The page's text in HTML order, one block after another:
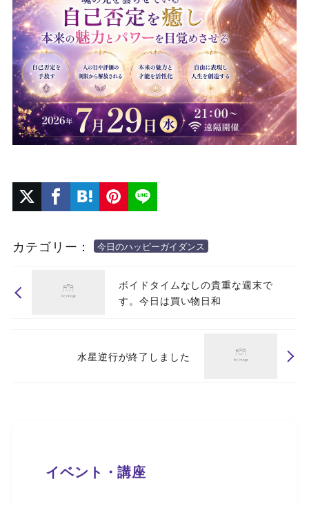
カテゴリー： 今日のハッピーガイダンス
ボイドタイムなしの貴重な週末で
す。今日は買い物日和
水星逆行が終了しました
イベント・講座